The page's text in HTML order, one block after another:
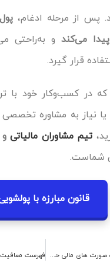
پس از مرحله ادغام،
می‌کند و به‌راحتی
قرار گیرد.
در کسب‌وکار خود با
نیاز به مشاوره
تیم مشاوران مالیاتیو
شماست.
قانون مبارزه با
آخرین مهلت ارایه صورت های مالی حسابرسی شده سال مالی 1403